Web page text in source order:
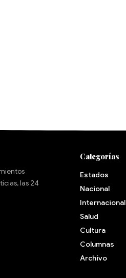
las 24
Categorías
Estados
Nacional
Internacional
Salud
Cultura
Archivo